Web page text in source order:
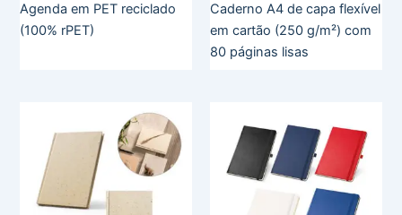
Agenda em PET reciclado
(100% rPET)
Caderno A4 de capa flexível
em cartão (250 g/m²) com
80 páginas lisas